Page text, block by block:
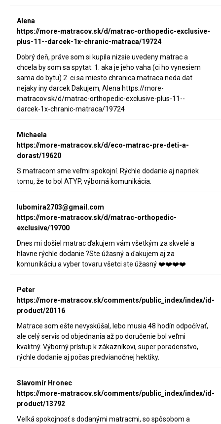
Alena
https://more-matracov.sk/d/matrac-orthopedic-exclusive-
plus-11--darcek-1x-chranic-matraca/19724
Dobrý deň, práve som si kupila nizsie uvedeny matrac a
chcela by som sa spytat: 1. aka je jeho vaha (ci ho vynesiem
sama do bytu) 2. ci sa miesto chranica matraca neda dat
nejaky iny darcek Dakujem, Alena https://more-
matracov.sk/d/matrac-orthopedic-exclusive-plus-11--
darcek-1x-chranic-matraca/19724
Michaela
https://more-matracov.sk/d/eco-matrac-pre-deti-a-
dorast/19620
S matracom sme veľmi spokojní. Rýchle dodanie aj napriek
tomu, že to bol ATYP, výborná komunikácia.
lubomira2703@gmail.com
https://more-matracov.sk/d/matrac-orthopedic-
exclusive/19700
Dnes mi došiel matrac ďakujem vám všetkým za skvelé a
hlavne rýchle dodanie ?Ste úžasný a ďakujem aj za
komunikáciu a vyber tovaru všetci ste úžasný ❤️❤️❤️❤️
Peter
https://more-matracov.sk/comments/public_index/index/id-
product/20116
Matrace som ešte nevyskúšal, lebo musia 48 hodín odpočívať,
ale celý servis od objednania až po doručenie bol veľmi
kvalitný. Výborný prístup k zákazníkovi, super poradenstvo,
rýchle dodanie aj počas predvianočnej hektiky.
Slavomír Hronec
https://more-matracov.sk/comments/public_index/index/id-
product/13792
Veľká spokojnosť s dodanými matracmi, so spôsobom a